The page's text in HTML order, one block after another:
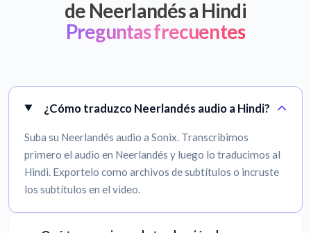
de Neerlandés a Hindi
Preguntas frecuentes
¿Cómo traduzco Neerlandés audio a Hindi?
Suba su Neerlandés audio a Sonix. Transcribimos
primero el audio en Neerlandés y luego lo traducimos al
Hindi. Exportelo como archivos de subtítulos o incruste
los subtítulos en el video.